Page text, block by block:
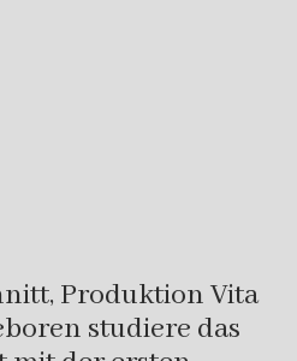
Produktion Vita
studiere das